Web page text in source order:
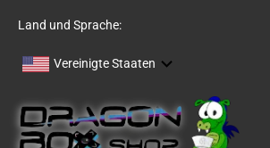
Land und Sprache:
Vereinigte Staaten